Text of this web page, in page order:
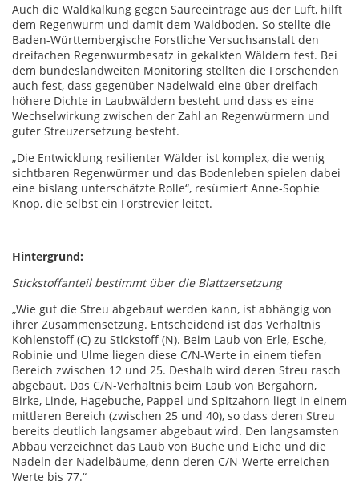
Auch die Waldkalkung gegen Säureeinträge aus der Luft, hilft
dem Regenwurm und damit dem Waldboden. So stellte die
Baden-Württembergische Forstliche Versuchsanstalt den
dreifachen Regenwurmbesatz in gekalkten Wäldern fest. Bei
dem bundeslandweiten Monitoring stellten die Forschenden
auch fest, dass gegenüber Nadelwald eine über dreifach
höhere Dichte in Laubwäldern besteht und dass es eine
Wechselwirkung zwischen der Zahl an Regenwürmern und
guter Streuzersetzung besteht.
„Die Entwicklung resilienter Wälder ist komplex, die wenig
sichtbaren Regenwürmer und das Bodenleben spielen dabei
eine bislang unterschätzte Rolle“, resümiert Anne-Sophie
Knop, die selbst ein Forstrevier leitet.
Hintergrund:
Stickstoffanteil bestimmt über die Blattzersetzung
„Wie gut die Streu abgebaut werden kann, ist abhängig von
ihrer Zusammensetzung. Entscheidend ist das Verhältnis
Kohlenstoff (C) zu Stickstoff (N). Beim Laub von Erle, Esche,
Robinie und Ulme liegen diese C/N-Werte in einem tiefen
Bereich zwischen 12 und 25. Deshalb wird deren Streu rasch
abgebaut. Das C/N-Verhältnis beim Laub von Bergahorn,
Birke, Linde, Hagebuche, Pappel und Spitzahorn liegt in einem
mittleren Bereich (zwischen 25 und 40), so dass deren Streu
bereits deutlich langsamer abgebaut wird. Den langsamsten
Abbau verzeichnet das Laub von Buche und Eiche und die
Nadeln der Nadelbäume, denn deren C/N-Werte erreichen
Werte bis 77.“